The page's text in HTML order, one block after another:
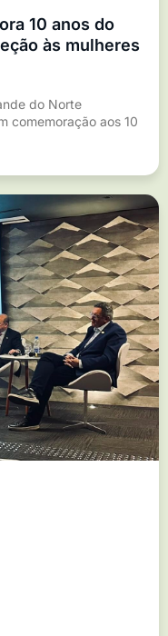
10 anos do
às mulheres
do Norte
comemoração aos 10